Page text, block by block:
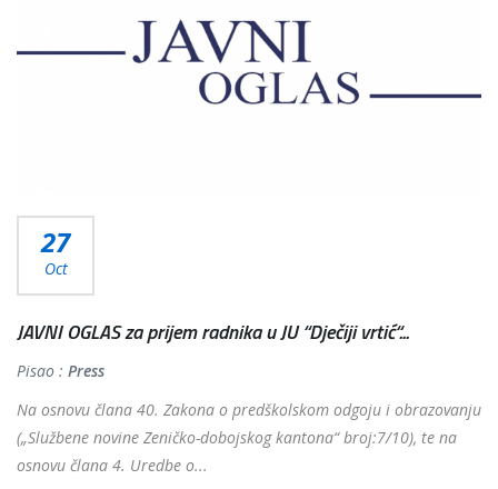
27
Oct
JAVNI OGLAS za prijem radnika u JU “Dječiji vrtić“...
Pisao : Press
Na osnovu člana 40. Zakona o predškolskom odgoju i obrazovanju
(„Službene novine Zeničko-dobojskog kantona“ broj:7/10), te na
osnovu člana 4. Uredbe o...